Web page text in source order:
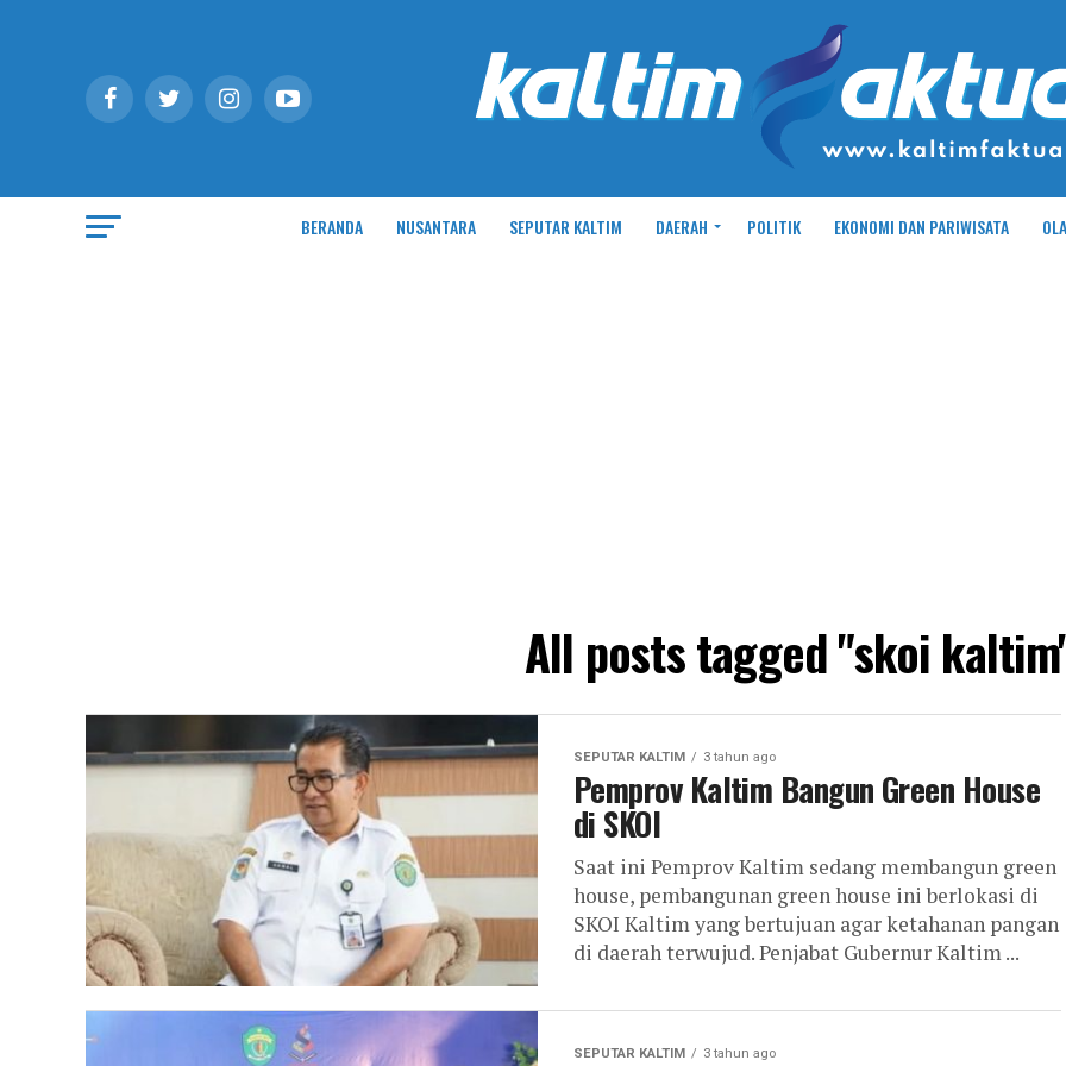
BERANDA NUSANTARA SEPUTAR KALTIM DAERAH POLITIK EKONOMI DAN PARIWISATA
All posts tagged "skoi
SEPUTAR KALTIM 3 tahun ago
Pemprov Kaltim Bangun Green House
di SKOI
Saat ini Pemprov Kaltim sedang membangun green
house, pembangunan green house ini berlokasi di
SKOI Kaltim yang bertujuan agar ketahanan pangan
di daerah terwujud. Penjabat Gubernur Kaltim ...
SEPUTAR KALTIM 3 tahun ago